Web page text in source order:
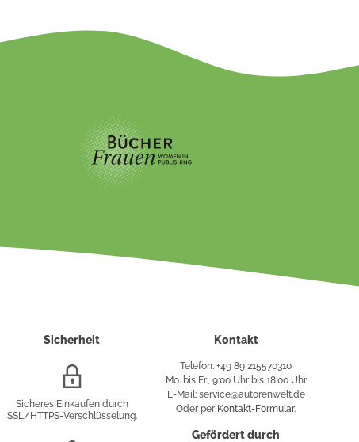
Sicherheit
Verschlüsselung
Sicheres Einkaufen durch
SSL/HTTPS-Verschlüsselung.
Kontakt
Telefon: +49 89 215570310
Mo. bis Fr., 9:00 Uhr bis 18:00 Uhr
E-Mail: service@autorenwelt.de
Oder per Kontakt-Formular.
Gefördert durch